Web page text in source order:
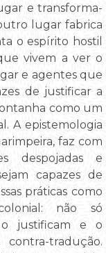
e transforma-
lugar fabrica
o espírito hostil
vivem a ver o
e agentes que
de justificar a
como um
A epistemologia
faz com
despojadas e
capazes de
práticas como
não só
o justificam e o
tradução.